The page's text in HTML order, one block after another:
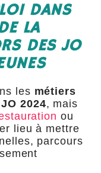
DANS
LA
DES JO
les métiers
JO 2024, mais
ou
lieu à mettre
parcours